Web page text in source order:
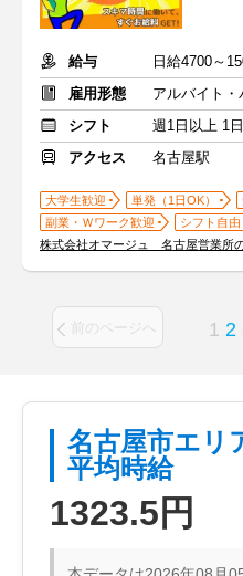
給与
日給4700～
雇用形態
アルバイト・
シフト
週1日以上 1
アクセス
名古屋駅
大学生歓迎 単発（1日OK）
副業・Ｗワーク歓迎
シフト自
株式会社オマージュ 名古屋営業所
前のページへ 1 2
名古屋市エリ
平均時給
1323.5円